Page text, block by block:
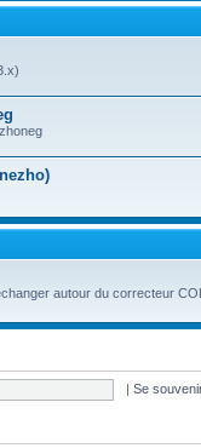
autour du correcteur
| Se